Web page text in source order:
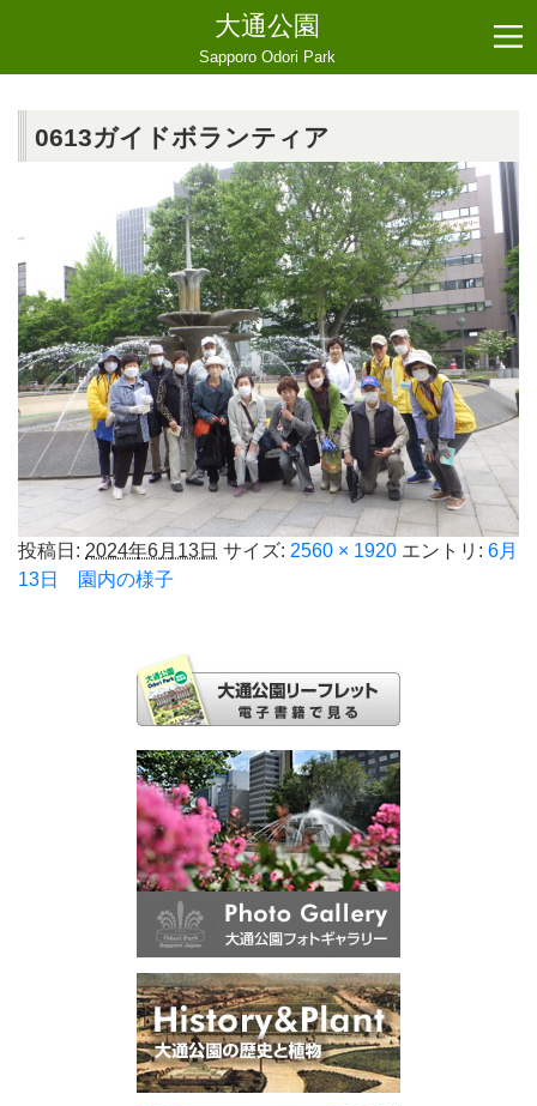
大通公園
Sapporo Odori Park
0613ガイドボランティア
投稿日: 2024年6月13日 サイズ: 2560 × 1920 エントリ: 6月
13日 園内の様子